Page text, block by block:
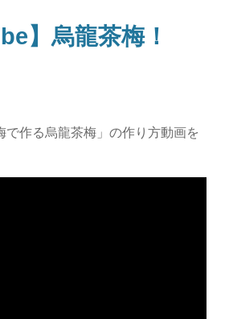
】烏龍茶梅！
で作る烏龍茶梅」の作り方動画を